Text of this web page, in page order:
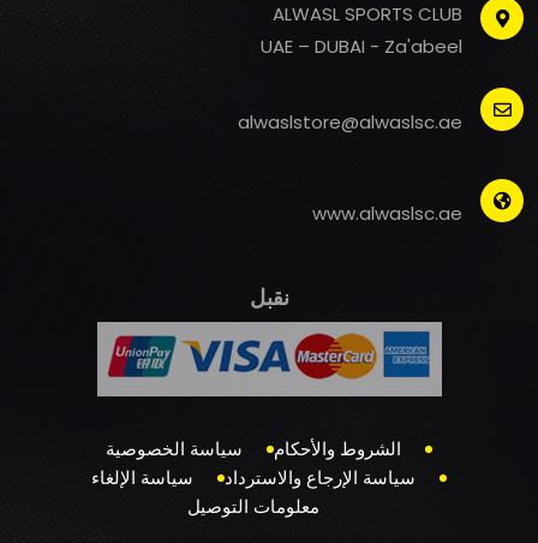
ALWASL SPORTS CLUB
UAE – DUBAI - Za'abeel
alwaslstore@alwaslsc.ae
www.alwaslsc.ae
نقبل
الشروط والأحكام
سياسة الخصوصية
سياسة الإرجاع والاسترداد
سياسة الإلغاء
معلومات التوصيل